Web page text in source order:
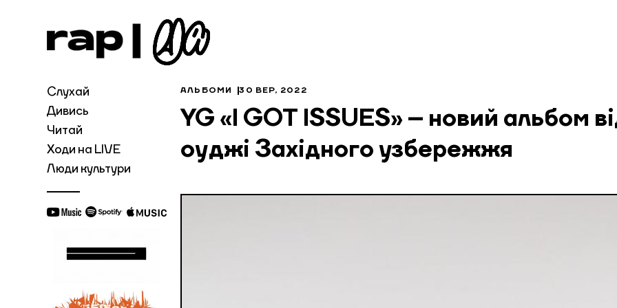
Слухай
Дивись
Читай
Ходи на LIVE
Люди культури
АЛЬБОМИ 30 ВЕР, 2022
YG «I GOT ISSUES» – новий альбом
оуджі Західного узбережжя